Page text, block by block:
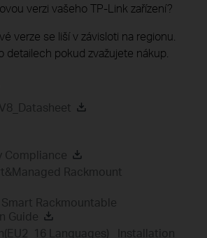
verzi vašeho TP-Link zařízení?
verze se liší v závisloti na regionu.
detailech pokud zvažujete nákup.
Compliance
Rackmount
Rackmountable
Guide
Languages)_ Installation